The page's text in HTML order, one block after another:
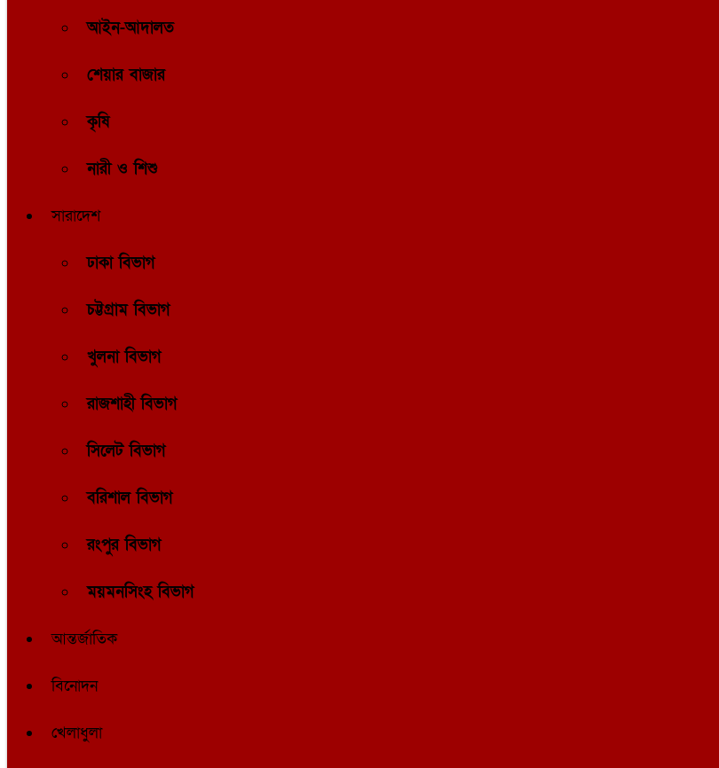
আইন-আদালত
শেয়ার বাজার
কৃষি
নারী ও শিশু
সারাদেশ
ঢাকা বিভাগ
চট্টগ্রাম বিভাগ
খুলনা বিভাগ
রাজশাহী বিভাগ
সিলেট বিভাগ
বরিশাল বিভাগ
রংপুর বিভাগ
ময়মনসিংহ বিভাগ
আন্তর্জাতিক
বিনোদন
খেলাধুলা